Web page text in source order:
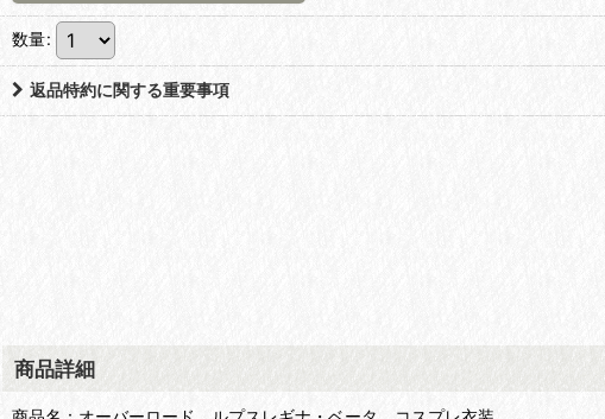
数量:
返品特約に関する重要事項
商品詳細